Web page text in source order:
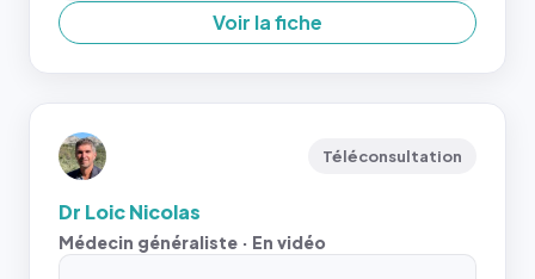
Voir la fiche
Téléconsultation
Dr Loic Nicolas
Médecin généraliste · En vidéo